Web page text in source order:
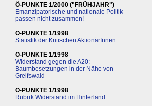
Ö-PUNKTE 1/2000 ("FRÜHJAHR")
Emanzipatorische und nationale Politik
passen nicht zusammen!
Ö-PUNKTE 1/1998
Statistik der Kritischen AktionärInnen
Ö-PUNKTE 1/1998
Widerstand gegen die A20:
Baumbesetzungen in der Nähe von
Greifswald
Ö-PUNKTE 1/1998
Rubrik Widerstand im Hinterland